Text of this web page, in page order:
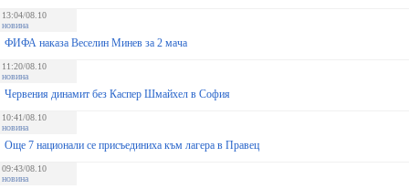
13:04/08.10
новина
ФИФА наказа Веселин Минев за 2 мача
11:20/08.10
новина
Червения динамит без Каспер Шмайхел в София
10:41/08.10
новина
Още 7 национали се присъединиха към лагера в Правец
09:43/08.10
новина